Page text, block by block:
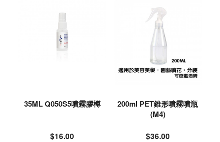
35ML Q050S5噴霧膠樽
$16.00
200ml PET錐形噴霧噴瓶
(M4)
$36.00